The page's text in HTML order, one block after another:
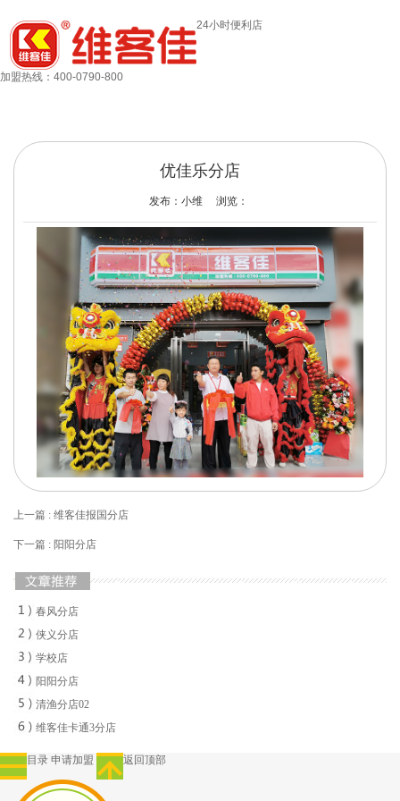
24小时便利店
加盟热线：400-0790-800
模板文件不存在: ./template/mobile/navleft.htm
首页 > 火爆门店 > 门店展示
优佳乐分店
发布：小维 浏览：
上一篇 : 维客佳报国分店
下一篇 : 阳阳分店
春风分店
侠义分店
学校店
阳阳分店
清渔分店02
维客佳卡通3分店
目录 申请加盟 返回顶部